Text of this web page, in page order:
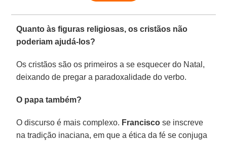
Quanto às figuras religiosas, os cristãos não
poderiam ajudá-los?
Os cristãos são os primeiros a se esquecer do Natal,
deixando de pregar a paradoxalidade do verbo.
O papa também?
O discurso é mais complexo. Francisco se inscreve
na tradição inaciana, em que a ética da fé se conjuga